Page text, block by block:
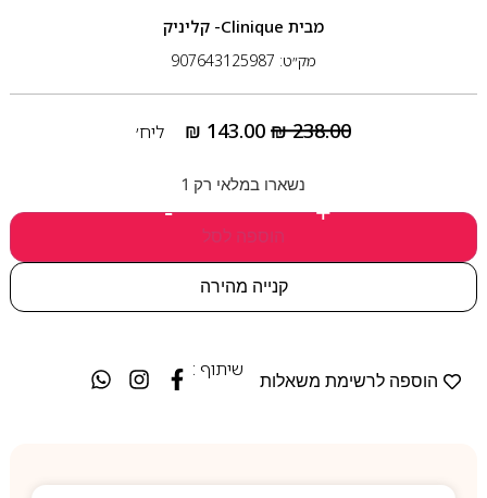
מבית Clinique- קליניק
מק״ט: 907643125987
₪238.00
₪ 143.00 ליח׳
נשארו במלאי רק 1
- +
הוספה לסל
קנייה מהירה
הוספה לרשימת משאלות
שיתוף :